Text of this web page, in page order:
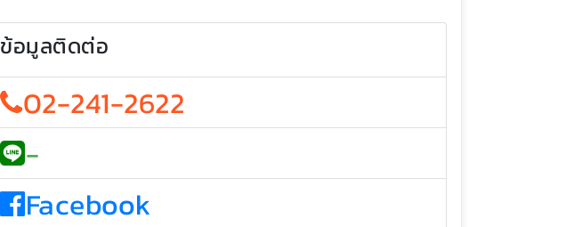
ข้อมูลติดต่อ
02-241-2622
-
Facebook